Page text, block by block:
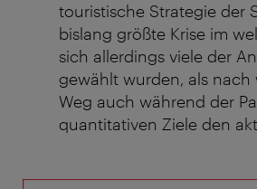
touristische Strategie der
bislang größte Krise im
sich allerdings viele der
gewählt wurden, als
Weg auch während der
quantitativen Ziele den